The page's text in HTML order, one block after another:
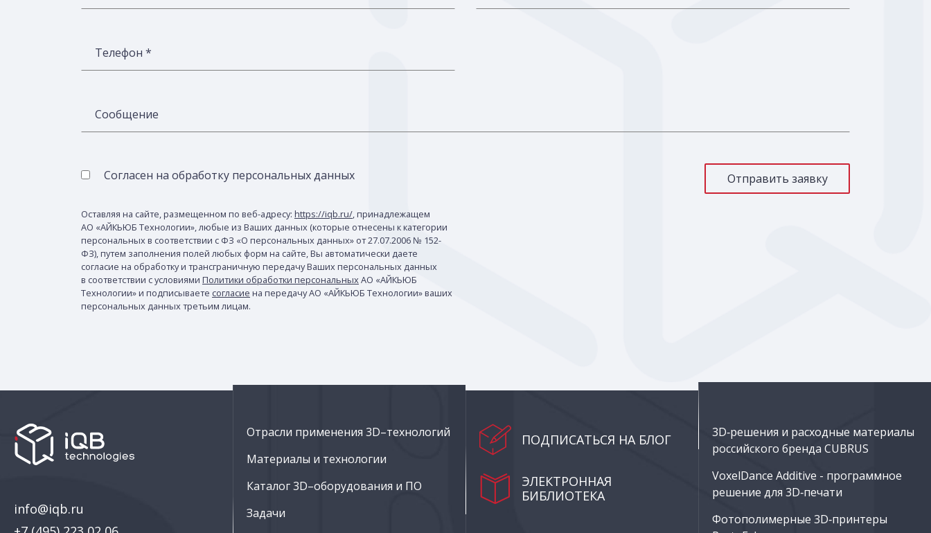
Телефон *
Сообщение
Согласен на обработку персональных данных
Оставляя на сайте, размещенном по веб-адресу: https://iqb.ru/, принадлежащем
АО «АЙКЬЮБ Технологии», любые из Ваших данных (которые отнесены к категории
персональных в соответствии с ФЗ «О персональных данных» от 27.07.2006 № 152-
ФЗ), путем заполнения полей любых форм на сайте, Вы автоматически даете
согласие на обработку и трансграничную передачу Ваших персональных данных
в соответствии с условиями Политики обработки персональныхАО «АЙКЬЮБ
Технологии» и подписываете согласие на передачу АО «АЙКЬЮБ Технологии» ваших
персональных данных третьим лицам.
info@iqb.ru
Отрасли применения 3D–технологий
Материалы и технологии
Каталог 3D–оборудования и ПО
Задачи
ПОДПИСАТЬСЯ НА БЛОГ
ЭЛЕКТРОННАЯ
БИБЛИОТЕКА
3D‑решения и расходные материалы
российского бренда CUBRUS
VoxelDance Additive - программное
решение для 3D‑печати
Фотополимерные 3D‑принтеры